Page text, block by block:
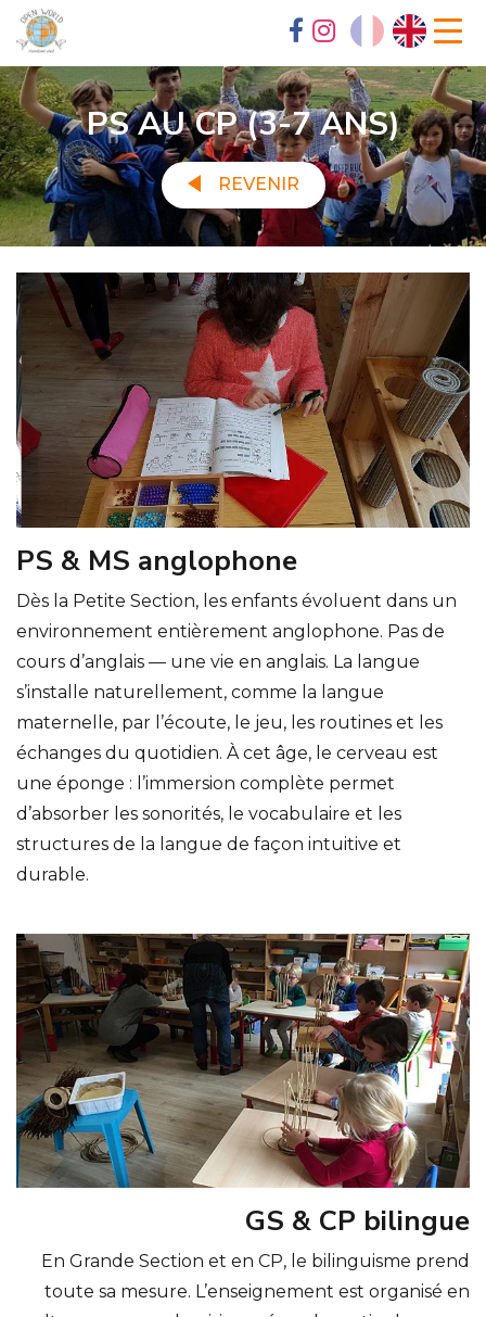
PS AU CP (3-7 ANS)
REVENIR
PS & MS anglophone
Dès la Petite Section, les enfants évoluent dans un
environnement entièrement anglophone. Pas de
cours d’anglais — une vie en anglais. La langue
s’installe naturellement, comme la langue
maternelle, par l’écoute, le jeu, les routines et les
échanges du quotidien. À cet âge, le cerveau est
une éponge : l’immersion complète permet
d’absorber les sonorités, le vocabulaire et les
structures de la langue de façon intuitive et
durable.
GS & CP bilingue
En Grande Section et en CP, le bilinguisme prend
toute sa mesure. L’enseignement est organisé en